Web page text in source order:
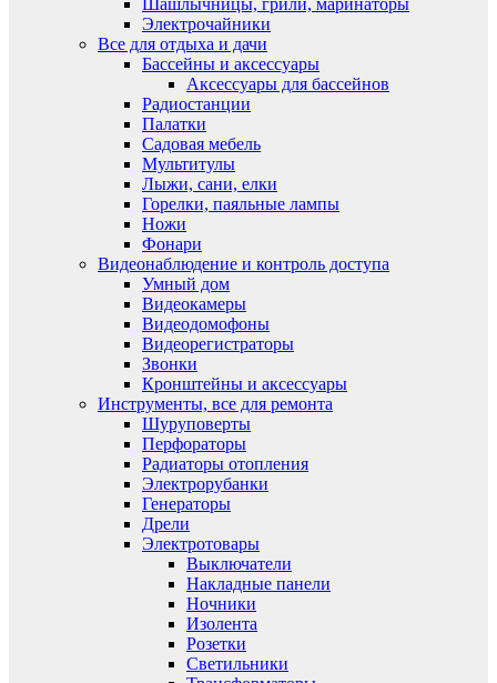
Шашлычницы, грили, маринаторы
Электрочайники
Все для отдыха и дачи
Бассейны и аксессуары
Аксессуары для бассейнов
Радиостанции
Палатки
Садовая мебель
Мультитулы
Лыжи, сани, елки
Горелки, паяльные лампы
Ножи
Фонари
Видеонаблюдение и контроль доступа
Умный дом
Видеокамеры
Видеодомофоны
Видеорегистраторы
Звонки
Кронштейны и аксессуары
Инструменты, все для ремонта
Шуруповерты
Перфораторы
Радиаторы отопления
Электрорубанки
Генераторы
Дрели
Электротовары
Выключатели
Накладные панели
Ночники
Изолента
Розетки
Светильники